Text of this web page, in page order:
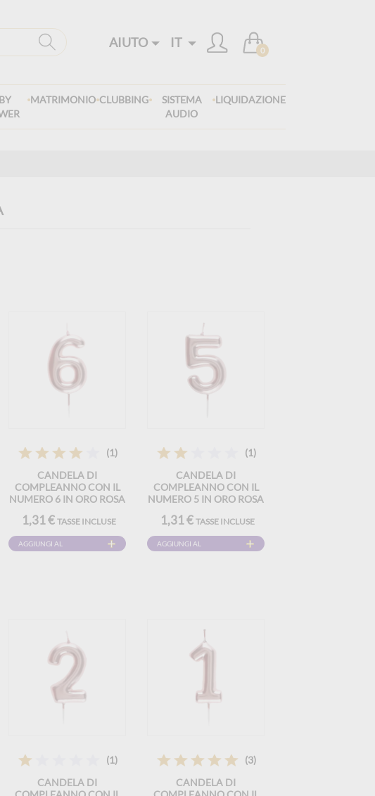
AIUTO IT
0
.MATRIMONIO.CLUBBING.
SISTEMA
AUDIO
.LIQUIDAZIONE
(1)
CANDELA DI
COMPLEANNO CON IL
NUMERO 6 IN ORO ROSA
1,31 €TASSE INCLUSE
AGGIUNGI AL
(1)
CANDELA DI
COMPLEANNO CON IL
NUMERO 5 IN ORO ROSA
1,31 €TASSE INCLUSE
AGGIUNGI AL
(1)
CANDELA DI
(3)
CANDELA DI